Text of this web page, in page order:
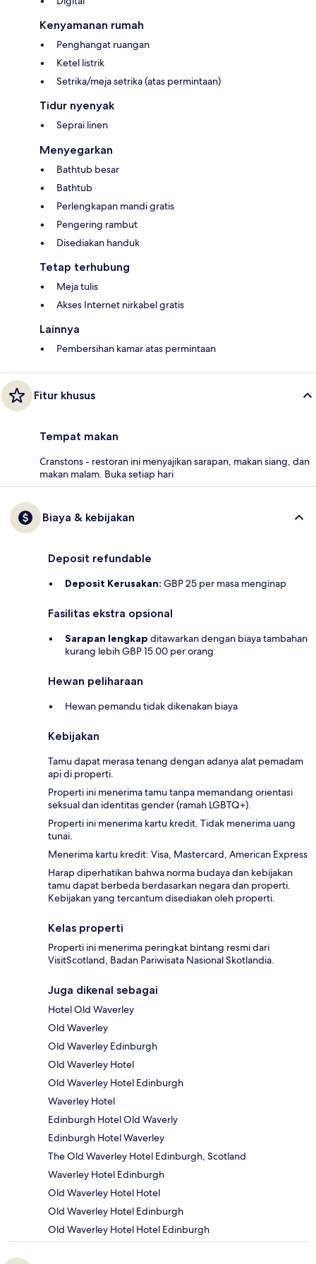
Kenyamanan rumah
Penghangat ruangan
Ketel listrik
Setrika/meja setrika (atas permintaan)
Tidur nyenyak
Seprai linen
Menyegarkan
Bathtub besar
Bathtub
Perlengkapan mandi gratis
Pengering rambut
Disediakan handuk
Tetap terhubung
Meja tulis
Akses Internet nirkabel gratis
Lainnya
Pembersihan kamar atas permintaan
Fitur khusus
Tempat makan
Cranstons - restoran ini menyajikan sarapan, makan siang, dan
makan malam. Buka setiap hari
Biaya & kebijakan
Deposit refundable
Deposit Kerusakan: GBP 25 per masa menginap
Fasilitas ekstra opsional
Sarapan lengkap ditawarkan dengan biaya tambahan
kurang lebih GBP 15.00 per orang
Hewan peliharaan
Hewan pemandu tidak dikenakan biaya
Kebijakan
Tamu dapat merasa tenang dengan adanya alat pemadam
api di properti.
Properti ini menerima tamu tanpa memandang orientasi
seksual dan identitas gender (ramah LGBTQ+).
Properti ini menerima kartu kredit. Tidak menerima uang
tunai.
Menerima kartu kredit: Visa, Mastercard, American Express
Harap diperhatikan bahwa norma budaya dan kebijakan
tamu dapat berbeda berdasarkan negara dan properti.
Kebijakan yang tercantum disediakan oleh properti.
Kelas properti
Properti ini menerima peringkat bintang resmi dari
VisitScotland, Badan Pariwisata Nasional Skotlandia.
Juga dikenal sebagai
Hotel Old Waverley
Old Waverley
Old Waverley Edinburgh
Old Waverley Hotel
Old Waverley Hotel Edinburgh
Waverley Hotel
Edinburgh Hotel Old Waverly
Edinburgh Hotel Waverley
The Old Waverley Hotel Edinburgh, Scotland
Waverley Hotel Edinburgh
Old Waverley Hotel Hotel
Old Waverley Hotel Edinburgh
Old Waverley Hotel Hotel Edinburgh